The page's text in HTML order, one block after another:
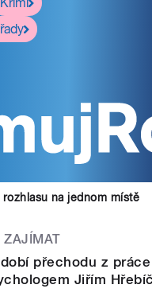
na jednom místě
ZAJÍMAT
přechodu z
Jiřím